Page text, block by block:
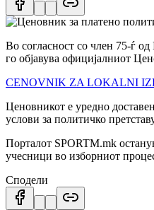
Во согласност со член 75-ѓ
го објавува официјалниот
CENOVNIK ZA LOKALNI
Ценовникот е уредно
услови за политичко
Порталот SPORTM.mk
учесници во изборниот
Сподели